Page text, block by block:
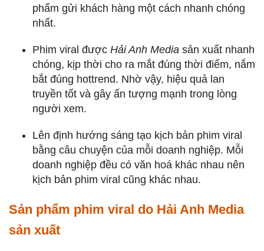
phẩm gửi khách hàng một cách nhanh chóng
nhất.
Phim viral được Hải Anh Media sản xuất nhanh
chóng, kịp thời cho ra mắt đúng thời điểm, nắm
bắt đúng hottrend. Nhờ vậy, hiệu quả lan
truyền tốt và gây ấn tượng mạnh trong lòng
người xem.
Lên định hướng sáng tạo kịch bản phim viral
bằng câu chuyện của mỗi doanh nghiệp. Mỗi
doanh nghiệp đều có văn hoá khác nhau nên
kịch bản phim viral cũng khác nhau.
Sản phẩm phim viral do Hải Anh Media
sản xuất